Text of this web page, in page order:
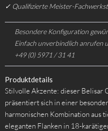
✓ Qualifizierte Meister-
Besondere Konfiguration
Einfach unverbindlich anrufen
+49 (0) 5971 / 31 41
Produktdetails
Stilvolle Akzente: dieser Belisar
präsentiert sich in einer
harmonischen Kombination aus
eleganten Flanken in 18-